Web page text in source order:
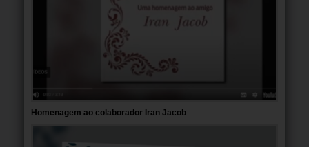
Homenagem ao colaborador Iran Jacob